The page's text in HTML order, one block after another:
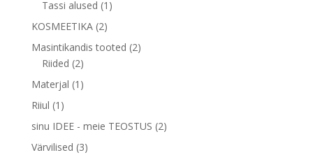
Tassi alused 1 1
KOSMEETIKA 22
toodet
Masintikandis tooted 22
Riided 22
toodet
Materjal 1 1
Riiul 1 1
toode
sinu IDEE - meie TEOSTUS 22
Värvilised 33